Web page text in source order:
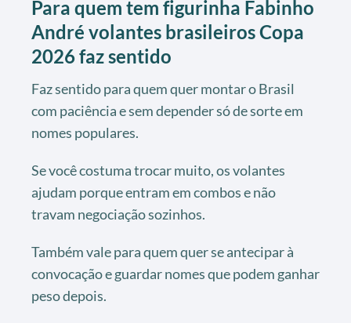
Para quem tem figurinha Fabinho
André volantes brasileiros Copa
2026 faz sentido
Faz sentido para quem quer montar o Brasil
com paciência e sem depender só de sorte em
nomes populares.
Se você costuma trocar muito, os volantes
ajudam porque entram em combos e não
travam negociação sozinhos.
Também vale para quem quer se antecipar à
convocação e guardar nomes que podem ganhar
peso depois.